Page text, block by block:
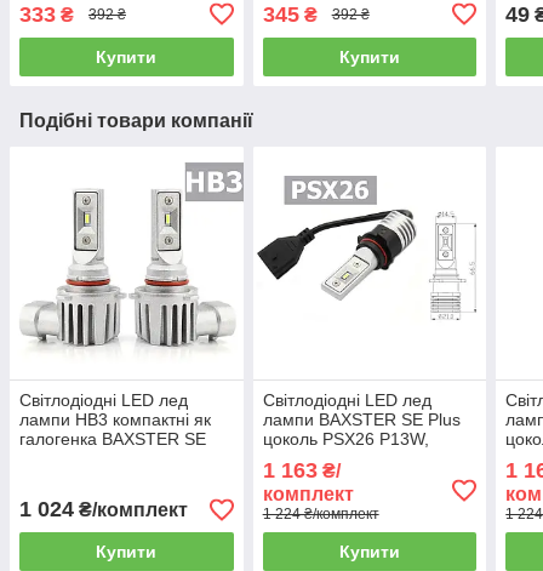
333 ₴ 392 ₴
Купити
органайзер в авто
90*40см
345₴ 392 ₴
Купити
що
49
Подібні товари компанії
Світлодіодні LED лед
лампи HB3 компактні як
галогенка BAXSTER SE
1 024 ₴/комплект
Купити
Світлодіодні LED лед
лампи BAXSTER SE Plus
цоколь PSX26 P13W,
світло 6000К, компактні
без радіатора
1 163₴/
комплект
1 224 ₴/комплект
Купити
1
1